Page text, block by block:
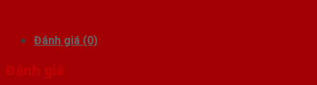
Đánh giá (0)
Đánh giá